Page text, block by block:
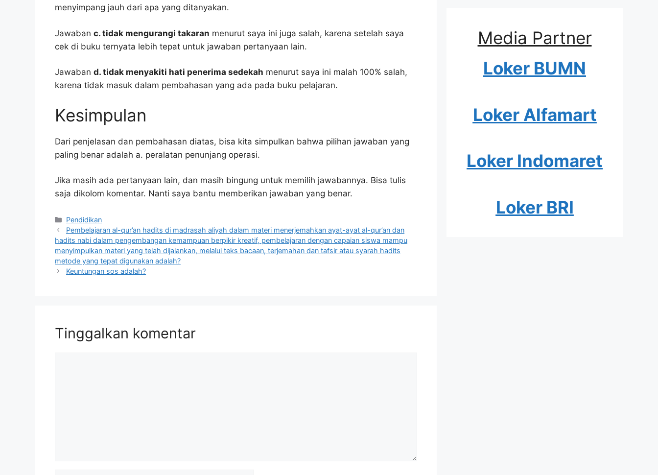
menyimpang jauh dari apa yang ditanyakan.
Jawaban c. tidak mengurangi takaran menurut saya ini juga salah, karena setelah saya
cek di buku ternyata lebih tepat untuk jawaban pertanyaan lain.
Jawaban d. tidak menyakiti hati penerima sedekah menurut saya ini malah 100% salah,
karena tidak masuk dalam pembahasan yang ada pada buku pelajaran.
Kesimpulan
Dari penjelasan dan pembahasan diatas, bisa kita simpulkan bahwa pilihan jawaban yang
paling benar adalah a. peralatan penunjang operasi.
Jika masih ada pertanyaan lain, dan masih bingung untuk memilih jawabannya. Bisa tulis
saja dikolom komentar. Nanti saya bantu memberikan jawaban yang benar.
Kategori
Pendidikan
Pembelajaran al-qur’an hadits di madrasah aliyah dalam materi menerjemahkan ayat-ayat al-qur’an dan
hadits nabi dalam pengembangan kemampuan berpikir kreatif, pembelajaran dengan capaian siswa mampu
menyimpulkan materi yang telah dijalankan, melalui teks bacaan, terjemahan dan tafsir atau syarah hadits
metode yang tepat digunakan adalah?
Keuntungan sos adalah?
Tinggalkan komentar
Media Partner
Loker BUMN
Loker Alfamart
Loker Indomaret
Loker BRI